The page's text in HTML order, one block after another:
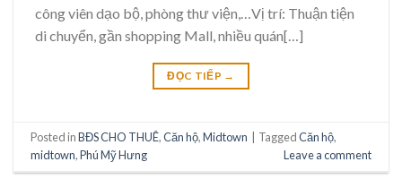
công viên dạo bộ, phòng thư viện,…Vị trí: Thuận tiện
di chuyển, gần shopping Mall, nhiều quán[…]
ĐỌC TIẾP →
Posted inBĐS CHO THUÊ,Căn hộ,Midtown TaggedCăn hộ,
midtown,Phú Mỹ Hưng Leave a comment